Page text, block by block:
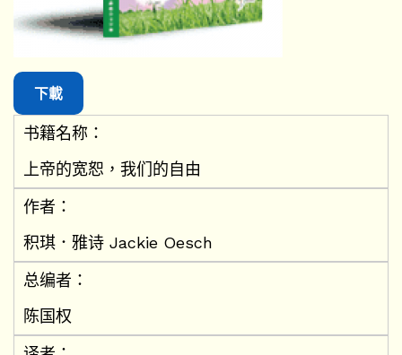
下載
书籍名称：
上帝的宽恕，我们的自由
作者：
积琪．雅诗 Jackie Oesch
总编者：
陈国权